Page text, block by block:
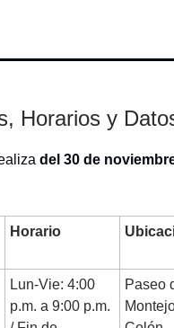
Horarios y
del 30 de
Horario
Lun-Vie: 4:00
p.m. a 9:00 p.m.
Paseo